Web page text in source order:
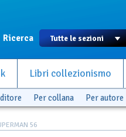
Ricerca
Libri collezionismo
Per collana Per autore
56